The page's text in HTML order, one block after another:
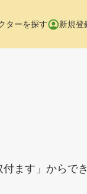
ターを探す 新規登
付ます」からで